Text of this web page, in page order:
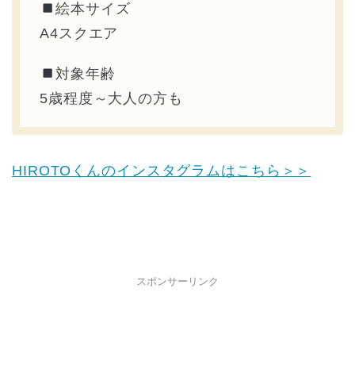
絵本サイズ
A4スクエア
対象年齢
5歳程度～大人の方も
HIROTOくんのインスタグラムはこちら＞＞
スポンサーリンク